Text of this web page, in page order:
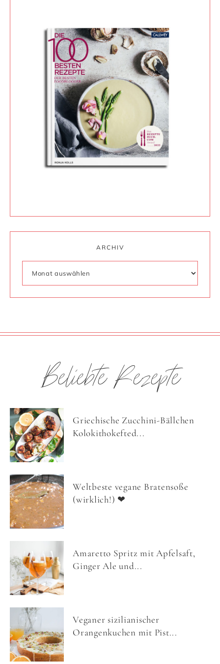
ARCHIV
Beliebte Rezepte
Griechische Zucchini-Bällchen
Kolokithokefted...
Weltbeste vegane Bratensoße
(wirklich!) ❤
Amaretto Spritz mit Apfelsaft,
Ginger Ale und...
Veganer sizilianischer
Orangenkuchen mit Pist...